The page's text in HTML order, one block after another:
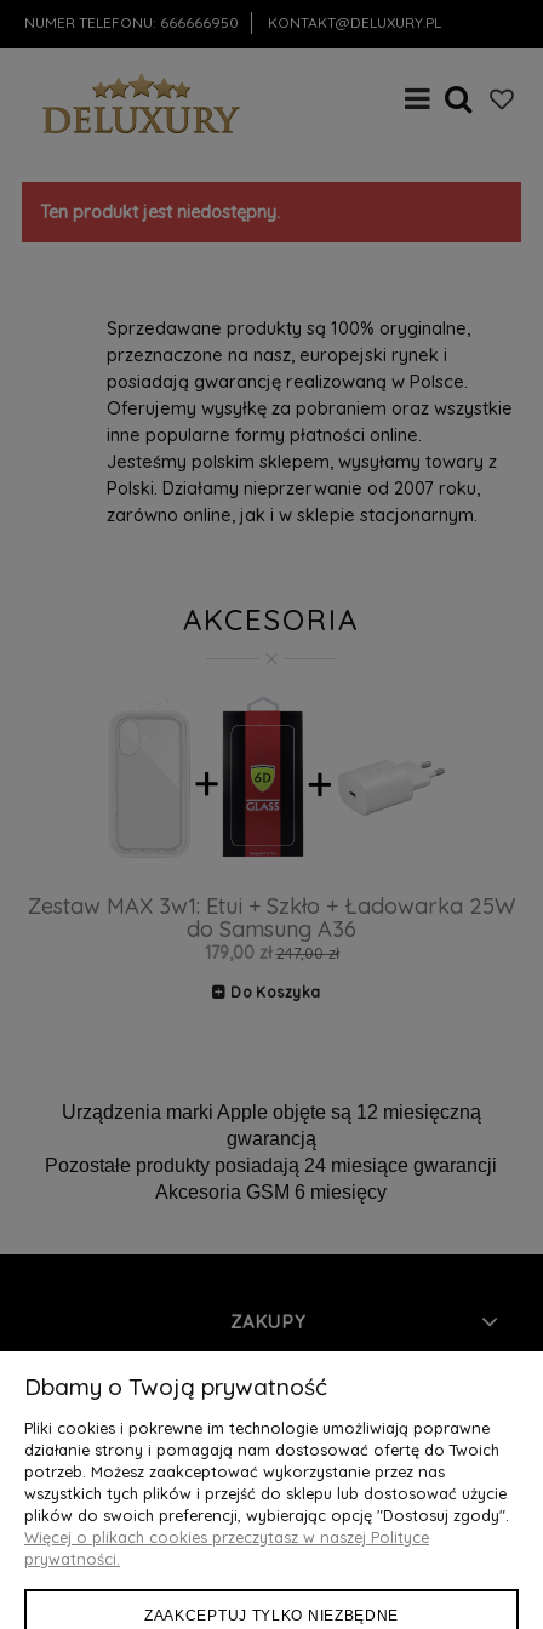
NUMER TELEFONU: 666666950 KONTAKT@DELUXURY.PL
Ten produkt jest niedostępny.
Sprzedawane produkty są 100% oryginalne,
przeznaczone na nasz, europejski rynek i
posiadają gwarancję realizowaną w Polsce.
Oferujemy wysyłkę za pobraniem oraz wszystkie
inne popularne formy płatności online.
Jesteśmy polskim sklepem, wysyłamy towary z
Polski. Działamy nieprzerwanie od 2007 roku,
zarówno online, jak i w sklepie stacjonarnym.
AKCESORIA
Zestaw MAX 3w1: Etui + Szkło + Ładowarka 25W
do Samsung A36
179,00 zł 247,00 zł
Do Koszyka
Urządzenia marki Apple objęte są 12 miesięczną
gwarancją
Pozostałe produkty posiadają 24 miesiące gwarancji
Akcesoria GSM 6 miesięcy
ZAKUPY
INFORMACJE
MOJE KONTO
O NAS
Deluxury.pl
Dbamy o Twoją prywatność
Pliki cookies i pokrewne im technologie umożliwiają poprawne
działanie strony i pomagają nam dostosować ofertę do Twoich
potrzeb. Możesz zaakceptować wykorzystanie przez nas
wszystkich tych plików i przejść do sklepu lub dostosować użycie
plików do swoich preferencji, wybierając opcję "Dostosuj zgody".
Więcej o plikach cookies przeczytasz w naszej Polityce
prywatności.
ZAAKCEPTUJ TYLKO NIEZBĘDNE